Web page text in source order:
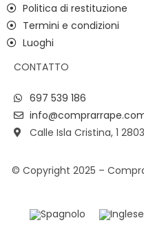
Politica di restituzione
Termini e condizioni
Luoghi
CONTATTO
697 539 186
Calle Isla Cristina, 1
© Copyright 2025 –